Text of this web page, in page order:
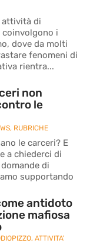
attività di
coinvolgono i
dove da molti
fenomeni di
rientra...
non
le
, RUBRICHE
le carceri? E
a chiederci di
di
supportando
antidoto
mafiosa
,ATTIVITA'